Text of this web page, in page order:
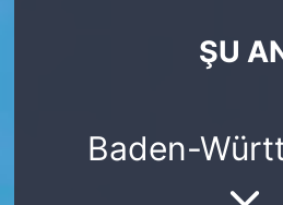
ŞU
Baden-